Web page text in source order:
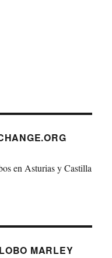
en Asturias y Castilla
MARLEY